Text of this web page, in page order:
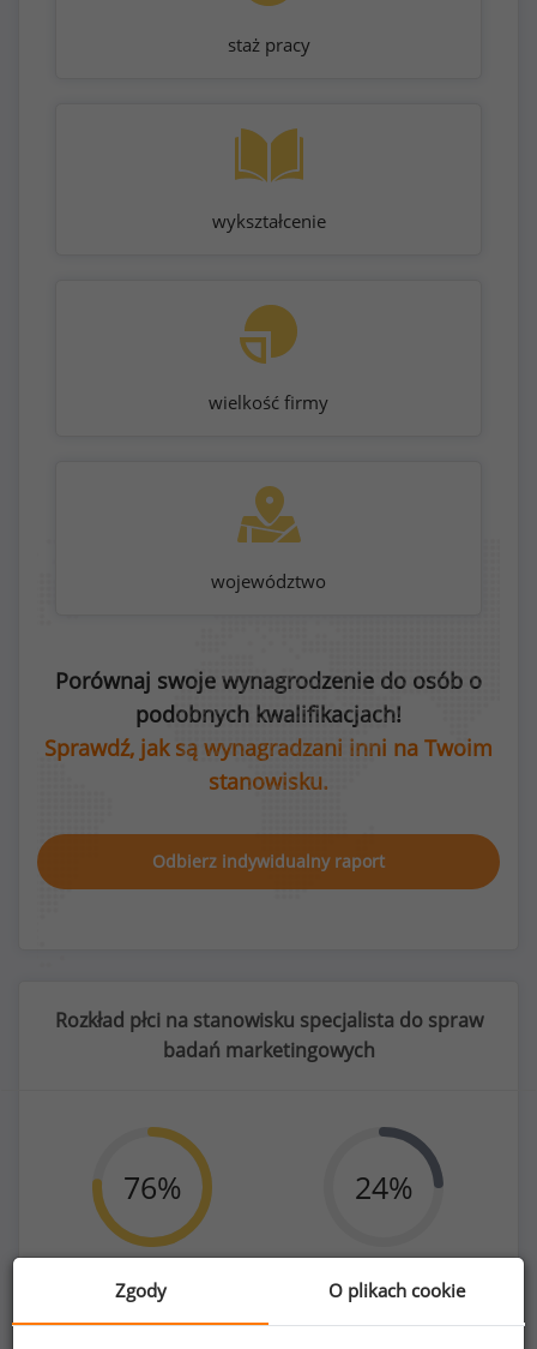
staż pracy
wykształcenie
wielkość firmy
województwo
Porównaj swoje wynagrodzenie do osób o
podobnych kwalifikacjach!
Sprawdź, jak są wynagradzani inni na Twoim
stanowisku.
Odbierz indywidualny raport
Rozkład płci na stanowisku specjalista do spraw
badań marketingowych
76%
Kobiety
87
24%
27
Zgody O plikach cookie